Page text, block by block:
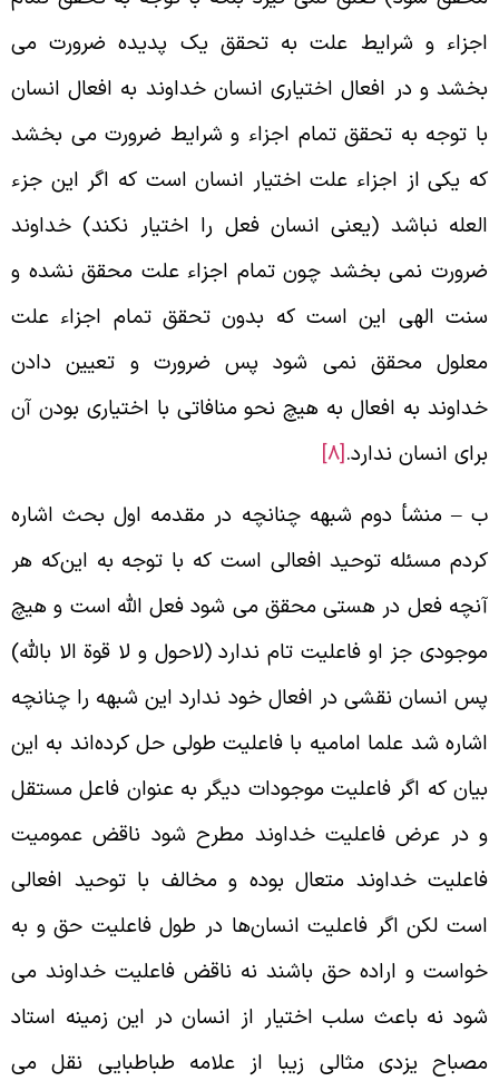
و شرایط علت به تحقق یک پدیده ضرورت می‌
و در افعال اختیاری انسان خداوند به افعال انسان
توجه به تحقق تمام اجزاء و شرایط ضرورت می‌ بخشد
یکی از اجزاء علت اختیار انسان است که اگر این جزء
نباشد (یعنی انسان فعل را اختیار نکند) خداوند
نمی‌ بخشد چون تمام اجزاء علت محقق نشده و
الهی این است که بدون تحقق تمام اجزاء علت
محقق نمی‌ شود پس ضرورت و تعیین دادن
به افعال به هیچ نحو منافاتی با اختیاری بودن آن
انسان ندارد.[8]
– منشأ دوم شبهه چنانچه در مقدمه اول بحث اشاره
مسئله توحید افعالی است که با توجه به این‌که هر
فعل در هستی محقق می‌ شود فعل الله است و هیچ
جز او فاعلیت تام ندارد (لاحول و لا قوة الا بالله)
انسان نقشی در افعال خود ندارد این شبهه را چنانچه
شد علما امامیه با فاعلیت طولی حل کرده‌اند به این
که اگر فاعلیت موجودات دیگر به عنوان فاعل مستقل
در عرض فاعلیت خداوند مطرح شود ناقض عمومیت
خداوند متعال بوده و مخالف با توحید افعالی
لکن اگر فاعلیت انسان‌ها در طول فاعلیت حق و به
و اراده حق باشند نه ناقض فاعلیت خداوند می‌
نه باعث سلب اختیار از انسان در این زمینه استاد
یزدی مثالی زیبا از علامه طباطبایی نقل می‌